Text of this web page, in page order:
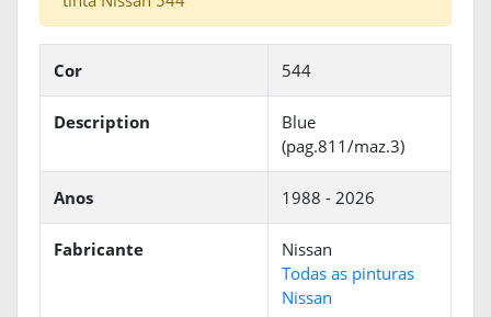
Cor 544
Description
Blue
(pag.811/maz.3)
Anos 1988 - 2026
Fabricante
Nissan
Todas as pinturas
Nissan